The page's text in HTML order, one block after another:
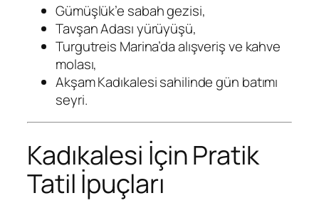
Gümüşlük’e sabah gezisi,
Tavşan Adası yürüyüşü,
Turgutreis Marina’da alışveriş ve kahve
molası,
Akşam Kadıkalesi sahilinde gün batımı
seyri.
Kadıkalesi İçin Pratik
Tatil İpuçları